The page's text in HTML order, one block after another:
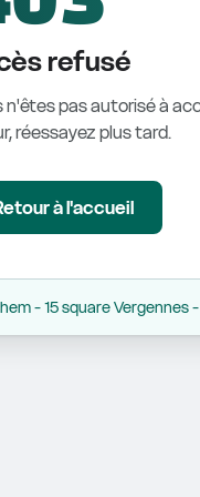
refusé
n'êtes pas autorisé à
réessayez plus tard.
à l'accueil
- 15 square Vergennes